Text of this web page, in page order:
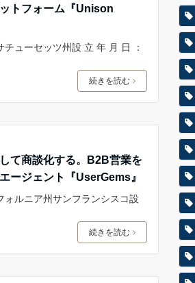
トフォーム『Unison
ューセッツ州設 立 年 月 日 ：
続きを読む
て商談化する。B2B営業を
ージェント『UserGems』
ルニア州サンフランシスコ設
続きを読む